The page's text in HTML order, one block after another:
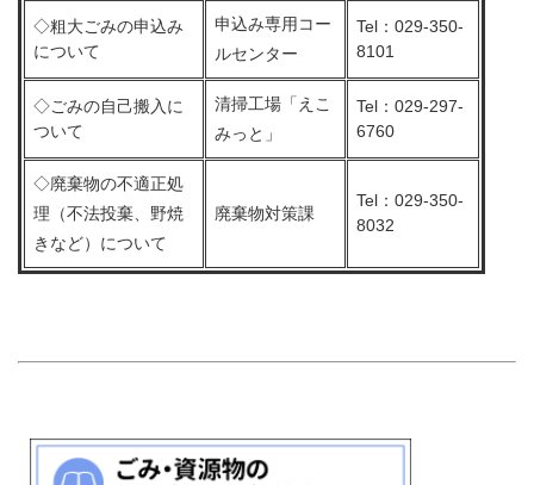
◇粗大ごみの申込み
について
申込み専用コー
ルセンター
Tel：029-350-
8101
◇ごみの自己搬入に
ついて
清掃工場「えこ
みっと」
Tel：029-297-
6760
◇廃棄物の不適正処
理（不法投棄、野焼
きなど）について
廃棄物対策課
Tel：029-350-
8032